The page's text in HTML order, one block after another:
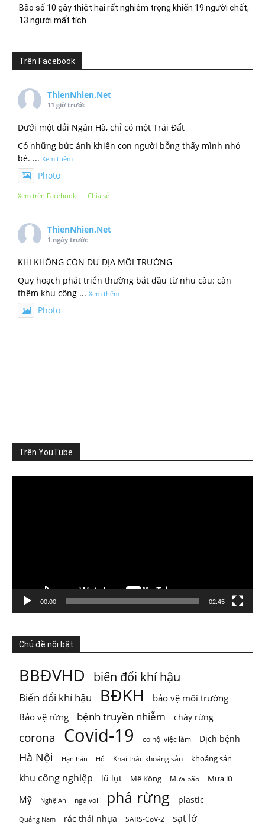
Bão số 10 gây thiệt hại rất nghiêm trọng khiến 19 người chết,
13 người mất tích
Trên Facebook
ThienNhien.Net
11 giờ trước
Dưới một dải Ngân Hà, chỉ có một Trái Đất
Có những bức ảnh khiến con người bỗng thấy mình nhỏ
bé. ... Xem thêm
Photo
Xem trên Facebook · Chia sẻ
ThienNhien.Net
1 ngày trước
KHI KHÔNG CÒN DƯ ĐỊA MÔI TRƯỜNG
Quy hoạch phát triển thường bắt đầu từ nhu cầu: cần
thêm khu công ... Xem thêm
Photo
Photo
Xem trên Facebook · Chia sẻ
ThienNhien.Net
4 ngày trước
Khí hậu, đa dạng sinh học, nguồn nước, đất đai và
thêm
Photo
Xem trên Facebook · Chia sẻ
Trên YouTube
00:00 02:45
Chủ đề nổi bật
BBĐVHD biến đổi khí hậu
Biến đổi khí hậu BĐKH bảo vệ môi trường
Bảo vệ rừng bệnh truyền nhiễm cháy rừng
corona Covid-19 cơ hội việc làm Dịch bệnh
Hà Nội Hạn hán Hổ Khai thác khoáng sản khoáng sản
khu công nghiệp lũ lụt Mê Kông Mưa bão Mưa lũ
Mỹ Nghệ An ngà voi phá rừng plastic
Quảng Nam rác thải nhựa SARS-CoV-2 sạt lở